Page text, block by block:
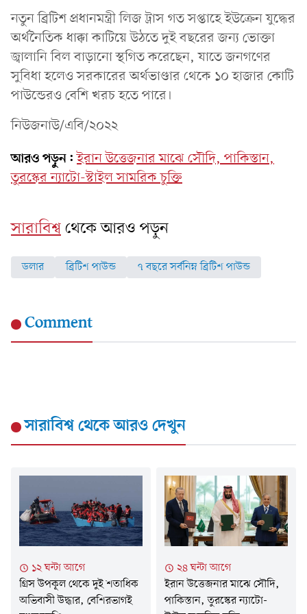
নতুন ব্রিটিশ প্রধানমন্ত্রী লিজ ট্রাস গত সপ্তাহে ইউক্রেন যুদ্ধের
অর্থনৈতিক ধাক্কা কাটিয়ে উঠতে দুই বছরের জন্য ভোক্তা
জ্বালানি বিল বাড়ানো স্থগিত করেছেন, যাতে জনগণের
সুবিধা হলেও সরকারের অর্থভাণ্ডার থেকে ১০ হাজার কোটি
পাউন্ডেরও বেশি খরচ হতে পারে।
নিউজনাউ/এবি/২০২২
আরও পড়ুন: ইরান উত্তেজনার মাঝে সৌদি, পাকিস্তান,
তুরস্কের ন্যাটো-স্টাইল সামরিক চুক্তি
সারাবিশ্বথেকে আরও পড়ুন
ডলার ব্রিটিশ পাউন্ড ৭ বছরে সর্বনিম্ন ব্রিটিশ পাউন্ড
Comment
সারাবিশ্বথেকে আরও দেখুন
১২ ঘন্টা আগে
গ্রিস উপকূল থেকে দুই শতাধিক
অভিবাসী উদ্ধার, বেশিরভাগই
২৪ ঘন্টা আগে
ইরান উত্তেজনার মাঝে সৌদি,
পাকিস্তান, তুরস্কের ন্যাটো-